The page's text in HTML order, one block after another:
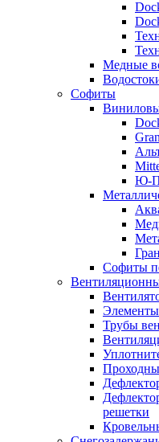
Медные
Софиты
Ю-
Софиты
Трубы
решетки